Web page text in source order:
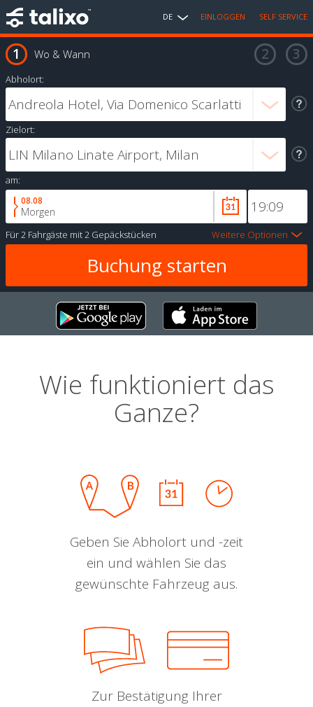
DE EINLOGGEN SELF SERVICE
Wo & Wann
Abholort:
Zielort:
am:
08.08
Morgen
Für2 Fahrgäste mit2 Gepäckstücken Weitere Optionen
Wie funktioniert das
Ganze?
Geben Sie Abholort und -zeit
ein und wählen Sie das
gewünschte Fahrzeug aus.
Zur Bestätigung Ihrer